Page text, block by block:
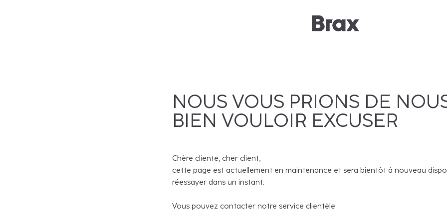
NOUS VOUS PRIONS DE
BIEN VOULOIR EXCUSER
Chère cliente, cher client,
cette page est actuellement en maintenance et sera bientôt à nouveau
réessayer dans un instant.
Vous pouvez contacter notre service clientèle :